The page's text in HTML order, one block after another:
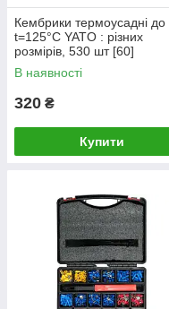
Кембрики термоусадні до
t=125°C YATO : різних
розмірів, 530 шт [60]
В наявності
320 ₴
Купити